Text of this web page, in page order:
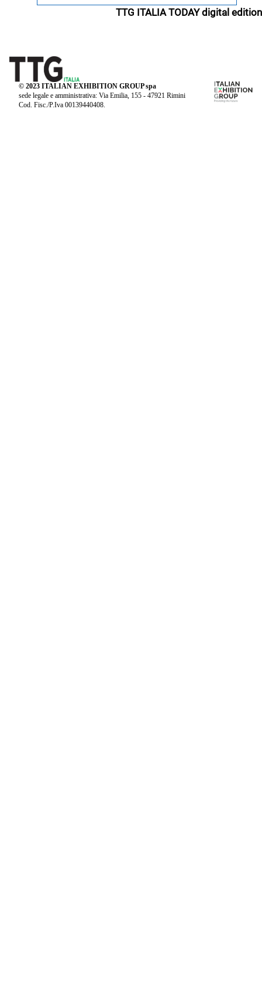
TTG ITALIA TODAY digital edition
© 2023 ITALIAN EXHIBITION GROUP spa
sede legale e amministrativa: Via Emilia, 155 - 47921 Rimini
Cod. Fisc./P.Iva 00139440408.